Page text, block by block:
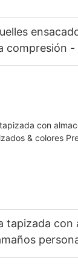
compresión
tapizada con
- Muebles